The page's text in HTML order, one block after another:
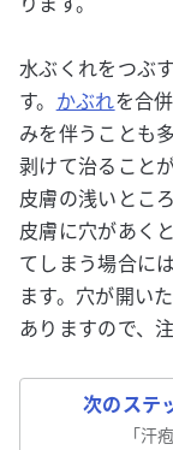
水ぶくれをつぶ
す。 かぶれを合
みを伴うことも
剥けて治ること
皮膚の浅いとこ
皮膚に穴があく
てしまう場合に
ます。穴が開い
ありますので、
次のステ
「汗疱